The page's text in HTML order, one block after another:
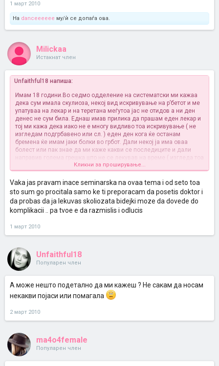
1 март 2010
На danceeeeee му/ѝ се допаѓа ова.
Milickaa
Истакнат член
Unfaithful18 напиша:
Имам 18 години.Во седмо одделение на систематски ми кажаа
дека сум имала скулиоза, некој вид искривување на р’бетот и ме
упатуваа на лекар и на теретана меѓутоа јас не отидов а ни ден
денес не сум била. Еднаш имав прилика да прашам еден лекар и
тој ми кажа дека иако не е многу видливо тоа искривување ( не
изгледам подгрбавено или сл. ) еден ден кога ќе останам
бремена ќе имам јаки болки во грбот. Дали некој ја има оваа
болест или пак знае да ми каже какви се последиците и дали
направив голема грешка што не се лекував на време ( изгледа тоа
се исправа во детството ). поздрав
Кликни за проширување...
Vaka jas pravam inace seminarska na ovaa tema i od seto toa
sto sum go procitala samo ke ti preporacam da posetis doktor i
da probas da ja lekuvas skoliozata bidejki moze da dovede do
komplikacii .. pa tvoe e da razmislis i odlucis
1 март 2010
Unfaithful18
Популарен член
А може нешто подетално да ми кажеш ? Не сакам да носам
некакви појаси или помагала
2 март 2010
ma4o4female
Популарен член